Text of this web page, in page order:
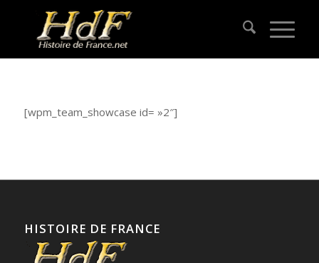
[wpm_team_showcase id= »2″]
HISTOIRE DE FRANCE